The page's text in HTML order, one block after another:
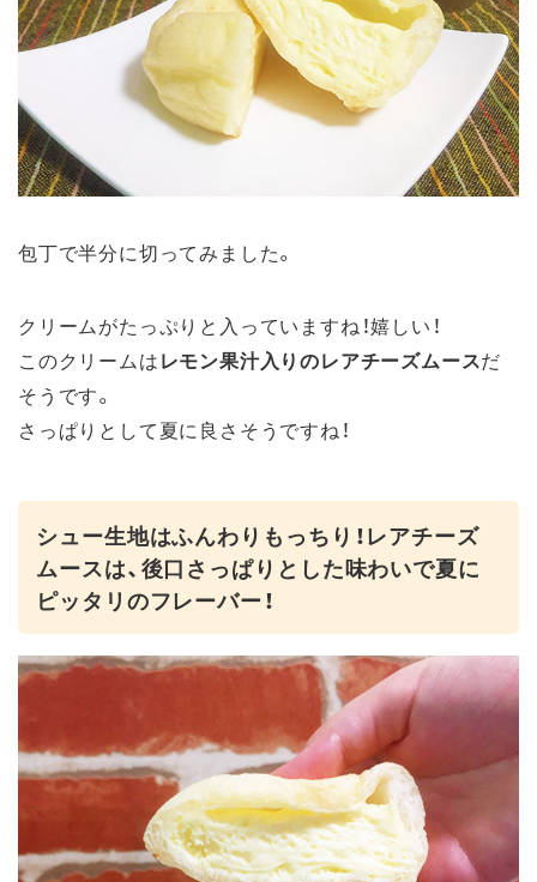
包丁で半分に切ってみました。
クリームがたっぷりと入っていますね！嬉しい！
このクリームはレモン果汁入りのレアチーズムースだ
そうです。
さっぱりとして夏に良さそうですね！
シュー生地はふんわりもっちり！レアチーズ
ムースは、後口さっぱりとした味わいで夏に
ピッタリのフレーバー！